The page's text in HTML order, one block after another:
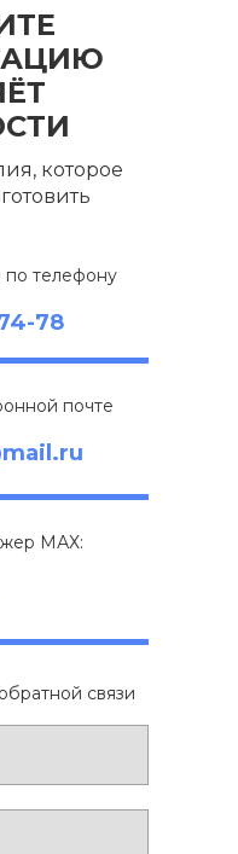
которое
по телефону
78
почте
связи
МАХ: